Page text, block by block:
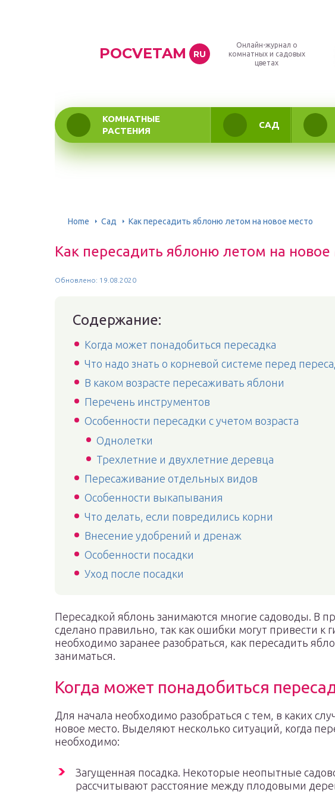
POCVETAM RU
Онлайн-журнал о
комнатных и садовых
цветах
КОМНАТНЫЕ
РАСТЕНИЯ
САД
Home Сад Как пересадить яблоню летом на новое место
Как пересадить яблоню летом на новое
Обновлено: 19.08.2020
Содержание:
Когда может понадобиться пересадка
Что надо знать о корневой системе перед
В каком возрасте пересаживать яблони
Перечень инструментов
Особенности пересадки с учетом возраста
Однолетки
Трехлетние и двухлетние деревца
Пересаживание отдельных видов
Особенности выкапывания
Что делать, если повредились корни
Внесение удобрений и дренаж
Особенности посадки
Уход после посадки
Пересадкой яблонь занимаются многие садоводы. В
сделано правильно, так как ошибки могут привести к
необходимо заранее разобраться, как пересадить
заниматься.
Когда может понадобиться
Для начала необходимо разобраться с тем, в каких
новое место. Выделяют несколько ситуаций, когда
необходимо:
Загущенная посадка. Некоторые неопытные
рассчитывают расстояние между плодовыми